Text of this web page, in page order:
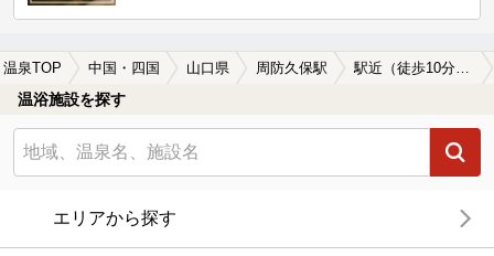
温泉TOP 中国・四国 山口県 周防久保駅 駅近（徒歩10分以内）の周防久保駅近くの温泉、日帰り温泉、スーパー銭湯おすすめ
温浴施設を探す
エリアから探す